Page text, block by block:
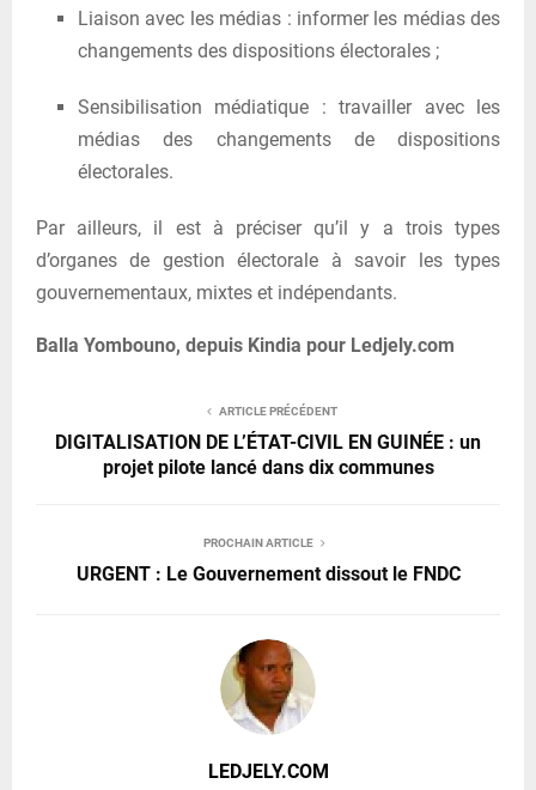
Liaison avec les médias : informer les médias des
changements des dispositions électorales ;
Sensibilisation médiatique : travailler avec les
médias des changements de dispositions
électorales.
Par ailleurs, il est à préciser qu’il y a trois types
d’organes de gestion électorale à savoir les types
gouvernementaux, mixtes et indépendants.
Balla Yombouno, depuis Kindia pour Ledjely.com
ARTICLE PRÉCÉDENT
DIGITALISATION DE L’ÉTAT-CIVIL EN GUINÉE : un
projet pilote lancé dans dix communes
PROCHAIN ARTICLE
URGENT : Le Gouvernement dissout le FNDC
LEDJELY.COM